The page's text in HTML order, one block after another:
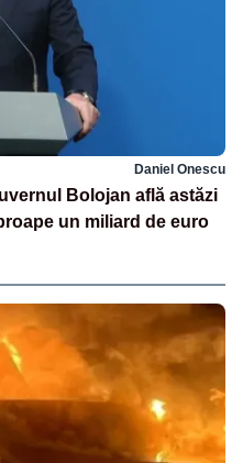
Daniel Onescu
Bolojan află astăzi
un miliard de euro